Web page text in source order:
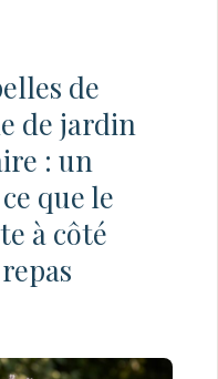
de
de jardin
: un
que le
à côté